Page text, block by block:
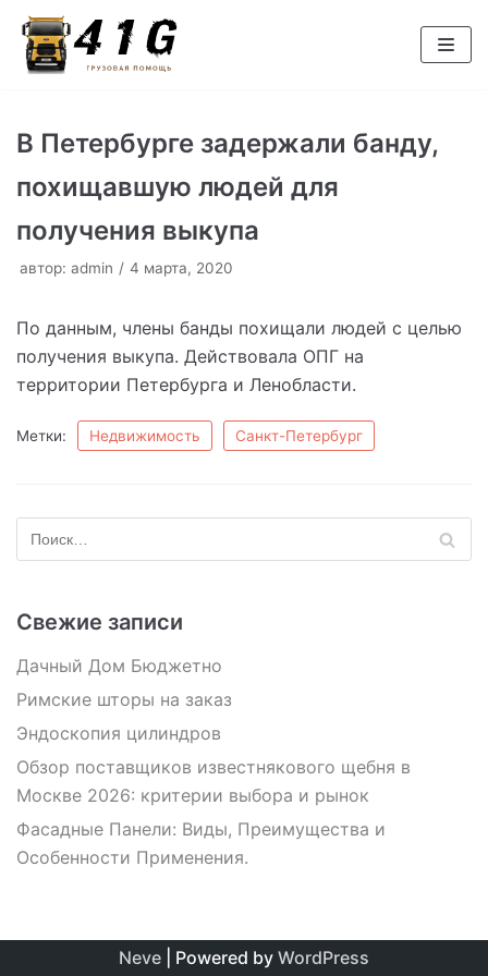
Перейти
к
В Петербурге задержали банду,
похищавшую людей для
получения выкупа
автор: admin 4 марта, 2020
По данным, члены банды похищали людей с целью
получения выкупа. Действовала ОПГ на
территории Петербурга и Ленобласти.
Метки: Недвижимость Санкт-Петербург
Свежие записи
Дачный Дом Бюджетно
Римские шторы на заказ
Эндоскопия цилиндров
Обзор поставщиков известнякового щебня в
Москве 2026: критерии выбора и рынок
Фасадные Панели: Виды, Преимущества и
Особенности Применения.
Neve | Powered by WordPress